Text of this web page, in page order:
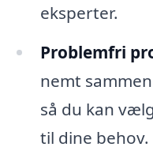
eksperter.
Problemfri
nemt
så du kan
til dine behov.